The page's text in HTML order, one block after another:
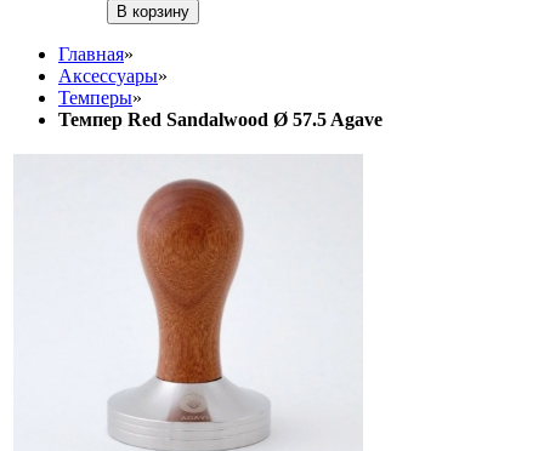
В корзину
Главная»
Аксессуары»
Темперы»
Темпер Red Sandalwood Ø 57.5 Agave